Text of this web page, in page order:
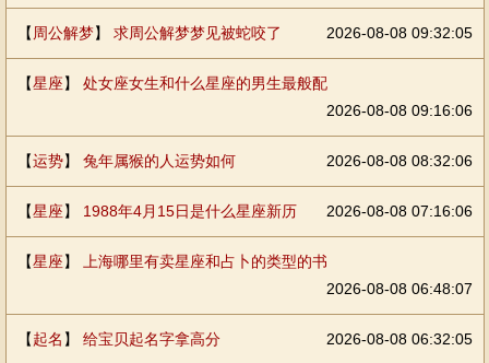
【 周公解梦】 求周公解梦梦见被蛇咬了 2026-08-08 09:32:05
【星座】 处女座女生和什么星座的男生最般配
2026-08-08 09:16:06
【运势】 兔年属猴的人运势如何 2026-08-08 08:32:06
【星座】 1988年4月15日是什么星座新历 2026-08-08 07:16:06
【星座】
上海哪里有卖星座和占卜的类型的书
2026-08-08 06:48:07
【起名 】 给宝贝起名字拿高分 2026-08-08 06:32:05